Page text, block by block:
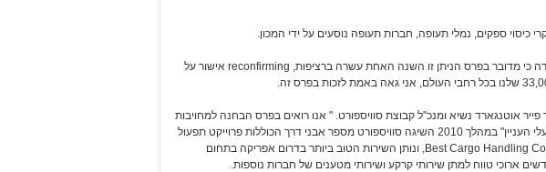
ספקים, נמלי תעופה, חברות תעופה נוסעים על ידי המכון.
ראשי סוויספורט אינטרנשיונל בציריך הביעו סיפוק רב מהעובדה כי מדובר בפרס הניתן זו השנה האחת עשרה ברציפות, reconfirming אישור על
אוטנגארד נשיא ומנכ"ל קבוצת סוויספורט. " אנו רואים בפרס הבחנה למחויבות
שלנו למקד ולשמור על הצרכים והדרישות של כל הלקוחות ובעלי העניין" במהלך 2010 השיגה סוויספורט מספר אבני דרך הכוללות פרוייקט תפעול
מרכזי במינכן גרמניה, וזכתה בתארים חשובים: Best Cargo Handling Company 2010, ונותן השירות הטוב ביותר בדרום אפריקה בתחום